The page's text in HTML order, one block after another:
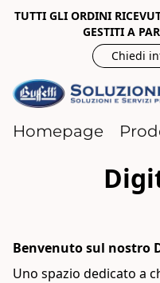
TUTTI GLI ORDINI
GESTITI A
Chiedi
Homepage
Benvenuto sul nostro
Uno spazio dedicato a